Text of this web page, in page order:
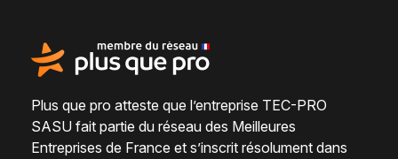
Plus que pro atteste que l’entreprise TEC-PRO
SASU fait partie du réseau des Meilleures
Entreprises de France et s’inscrit résolument dans